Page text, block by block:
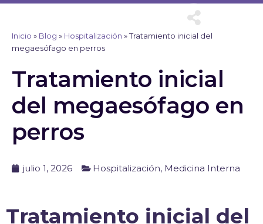
Ir
Inicio » Blog » Hospitalización »Tratamiento inicial del
megaesófago en perros
Tratamiento inicial
del megaesófago en
perros
julio 1, 2026 Hospitalización, Medicina Interna
Tratamiento inicial del